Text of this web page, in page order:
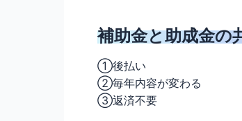
補助金と助成金の
①後払い
②毎年内容が変わる
③返済不要